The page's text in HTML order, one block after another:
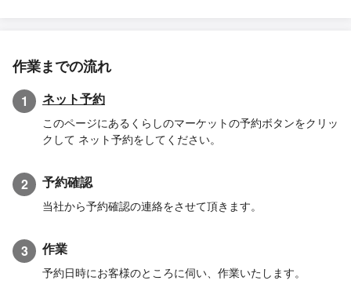
作業までの流れ
1 ネット予約
このページにあるくらしのマーケットの予約ボタンをクリッ
クして ネット予約をしてください。
2 予約確認
当社から予約確認の連絡をさせて頂きます。
3 作業
予約日時にお客様のところに伺い、作業いたします。